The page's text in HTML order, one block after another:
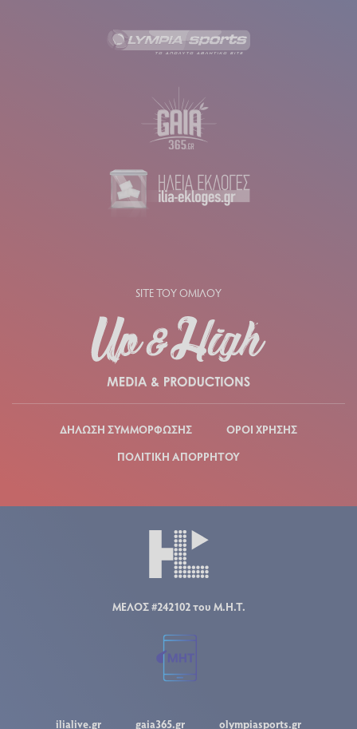
SITE ΤΟΥ ΟΜΙΛΟΥ
ΔΗΛΩΣΗ ΣΥΜΜΟΡΦΩΣΗΣ
ΟΡΟΙ ΧΡΗΣΗΣ
ΠΟΛΙΤΙΚΗ ΑΠΟΡΡΗΤΟΥ
ΜΕΛΟΣ #242102 του Μ.Η.Τ.
ilialive.gr gaia365.gr olympiasports.gr